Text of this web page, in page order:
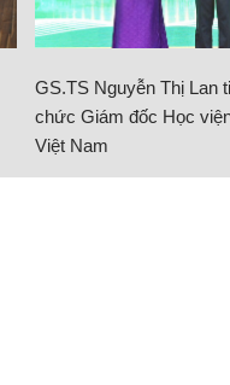
GS.TS Nguyễn Thị Lan
chức Giám đốc Học
Việt Nam